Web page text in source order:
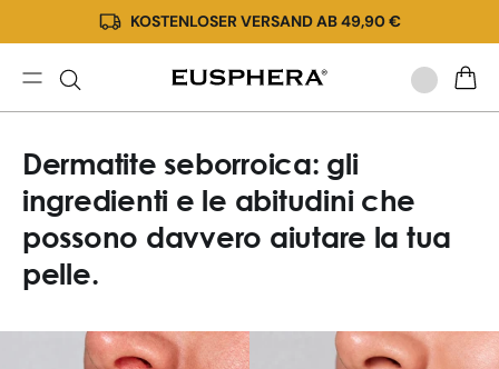
zum
Inhalt
KOSTENLOSER VERSAND AB 49,90 €
ingredienti
e
le
abitudini
Dermatite seborroica: gli
ingredienti e le abitudini che
possono davvero aiutare la tua
pelle.